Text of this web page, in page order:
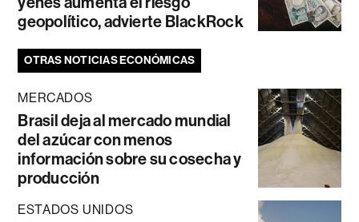
geopolítico, advierte BlackRock
OTRAS NOTICIAS ECONÓMICAS
MERCADOS
Brasil deja al mercado mundial
del azúcar con menos
información sobre su cosecha y
producción
ESTADOS UNIDOS